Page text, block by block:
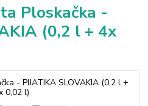
Ploskačka -
(0,2 l + 4x